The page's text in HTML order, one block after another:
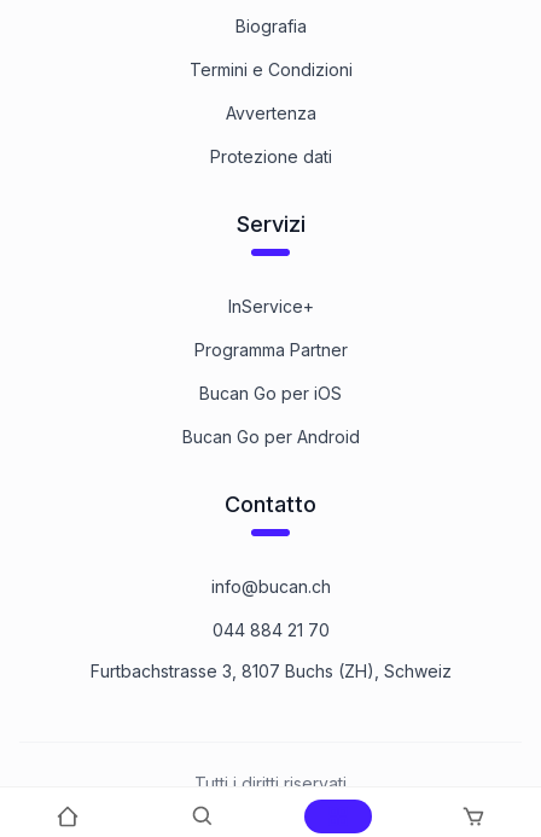
Biografia
Termini e Condizioni
Avvertenza
Protezione dati
Servizi
InService+
Programma Partner
Bucan Go per iOS
Bucan Go per Android
Contatto
info@bucan.ch
044 884 21 70
Furtbachstrasse 3, 8107 Buchs (ZH), Schweiz
Tutti i diritti riservati
Bucan Befestigungstechnik AG